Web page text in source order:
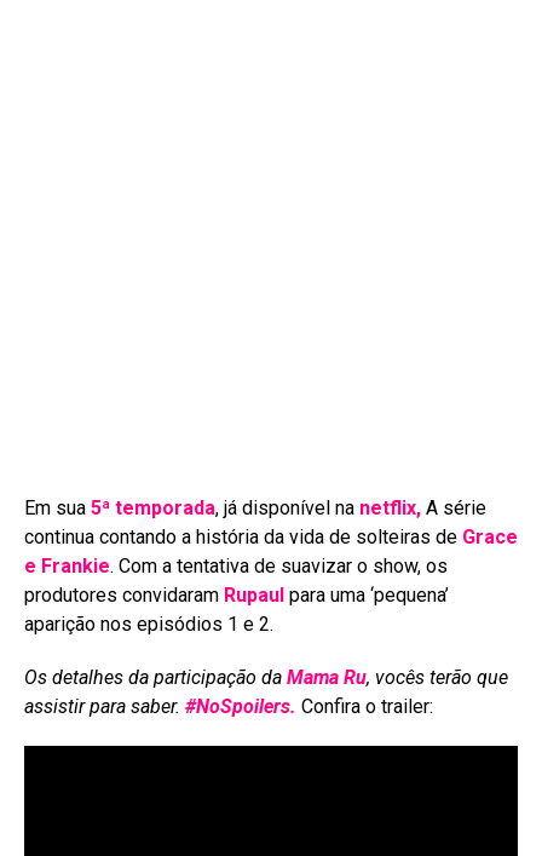
Em sua 5ª temporada, já disponível na netflix, A série
continua contando a história da vida de solteiras de Grace
e Frankie. Com a tentativa de suavizar o show, os
produtores convidaram Rupaul para uma ‘pequena’
aparição nos episódios 1 e 2.
Os detalhes da participação da Mama Ru, vocês terão que
assistir para saber. #NoSpoilers. Confira o trailer: